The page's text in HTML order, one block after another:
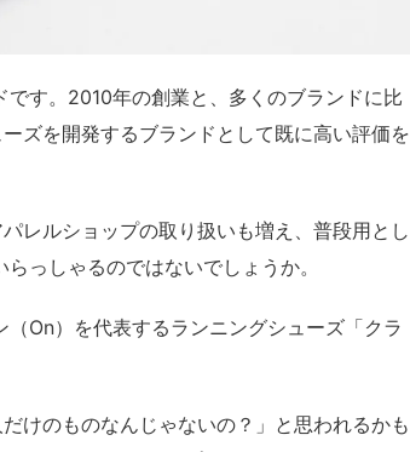
す。2010年の創業と、多くのブランドに比
ズを開発するブランドとして既に高い評価を
レルショップの取り扱いも増え、普段用とし
っしゃるのではないでしょうか。
On）を代表するランニングシューズ「クラ
けのものなんじゃないの？」と思われるかも